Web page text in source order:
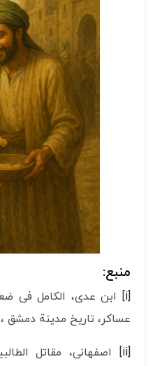
منبع:
[i]
عساکر، تاريخ مدينة دمشق ، ج‏72،
[ii]